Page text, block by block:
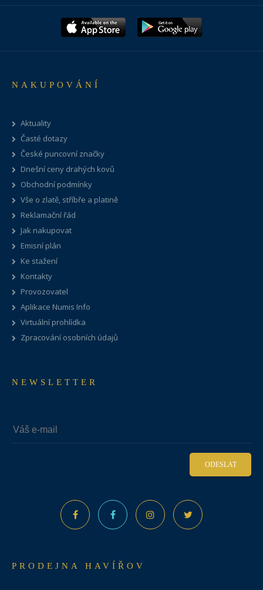
NAKUPOVÁNÍ
Aktuality
Časté dotazy
České puncovní značky
Dnešní ceny drahých kovů
Obchodní podmínky
Vše o zlatě, stříbře a platině
Reklamační řád
Jak nakupovat
Emisní plán
Ke stažení
Kontakty
Provozovatel
Aplikace Numis Info
Virtuální prohlídka
Zpracování osobních údajů
NEWSLETTER
ODESLAT
PRODEJNA HAVÍŘOV